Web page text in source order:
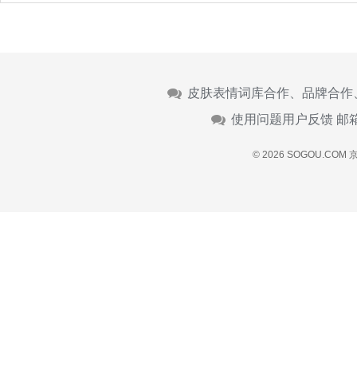
皮肤表情词库合作、品牌合
使用问题用户反馈 邮
© 2026 SOGOU.COM